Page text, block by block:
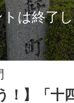
トは終了
！】「十
トに
入を